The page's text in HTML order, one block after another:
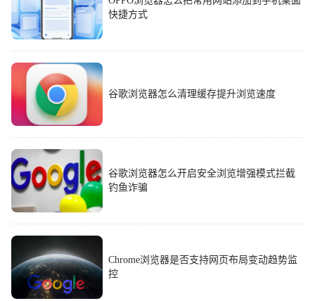
快捷方式
谷歌浏览器怎么清理缓存提升浏览速度
谷歌浏览器怎么开启安全浏览增强模式拦截
钓鱼诈骗
Chrome浏览器是否支持网页布局变动趋势监
控